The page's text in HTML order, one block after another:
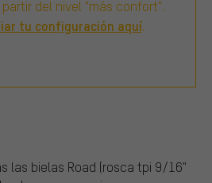
del nivel "más confort".
tu configuración aquí.
las bielas Road (rosca tpi 9/16"